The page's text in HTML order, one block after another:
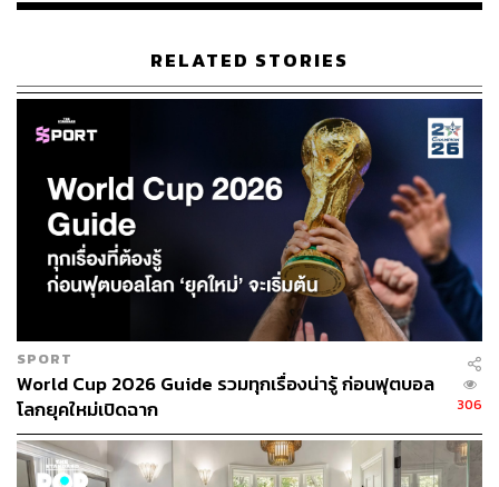
RELATED STORIES
SPORT
World Cup 2026 Guide รวมทุกเรื่องน่ารู้ ก่อนฟุตบอล
โลกยุคใหม่เปิดฉาก
306